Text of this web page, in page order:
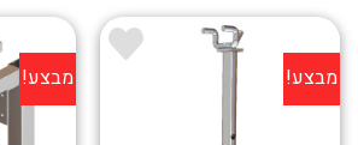
מבצע! מבצע!